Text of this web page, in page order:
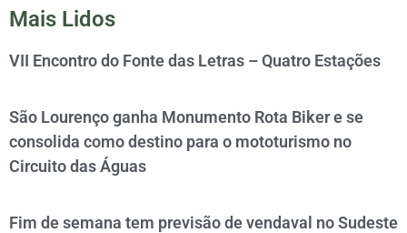
Mais Lidos
VII Encontro do Fonte das Letras – Quatro Estações
São Lourenço ganha Monumento Rota Biker e se
consolida como destino para o mototurismo no
Circuito das Águas
Fim de semana tem previsão de vendaval no Sudeste